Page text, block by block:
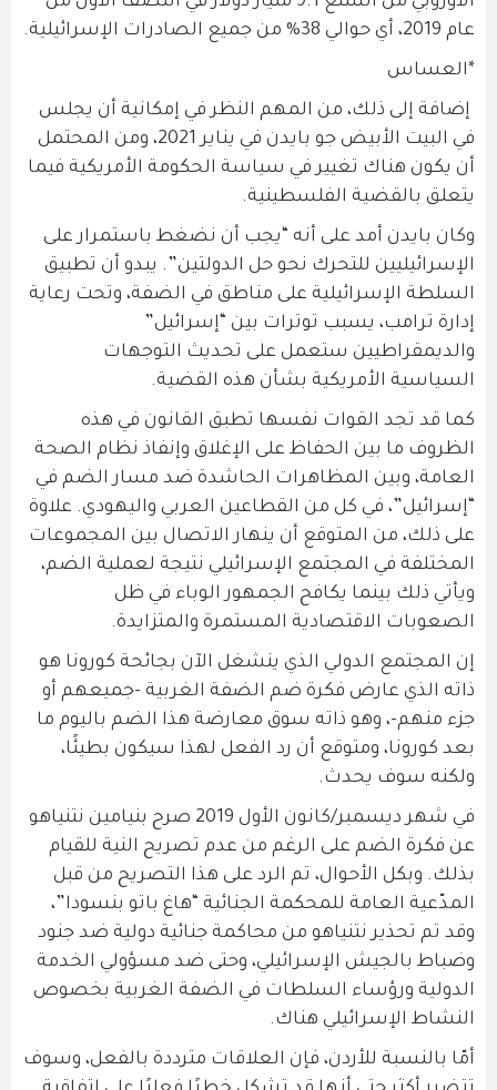
عام 2019، أي حوالي 38% من جميع الصادرات الإسرائيلية.
*العساس
إضافة إلى ذلك، من المهم النظر في إمكانية أن يجلس
في البيت الأبيض جو بايدن في يناير 2021، ومن المحتمل
أن يكون هناك تغيير في سياسة الحكومة الأمريكية فيما
يتعلق بالقضية الفلسطينية.
وكان بايدن أمد على أنه “يجب أن نضغط باستمرار على
الإسرائيليين للتحرك نحو حل الدولتين”. يبدو أن تطبيق
السلطة الإسرائيلية على مناطق في الضفة، وتحت رعاية
إدارة ترامب، يسبب توترات بين “إسرائيل”
والديمقراطيين ستعمل على تحديث التوجهات
السياسية الأمريكية بشأن هذه القضية.
كما قد تجد القوات نفسها تطبق القانون في هذه
الظروف ما بين الحفاظ على الإغلاق وإنفاذ نظام الصحة
العامة، وبين المظاهرات الحاشدة ضد مسار الضم في
“إسرائيل”، في كل من القطاعين العربي واليهودي. علاوة
على ذلك، من المتوقع أن ينهار الاتصال بين المجموعات
المختلفة في المجتمع الإسرائيلي نتيجة لعملية الضم،
ويأتي ذلك بينما يكافح الجمهور الوباء في ظل
الصعوبات الاقتصادية المستمرة والمتزايدة.
إن المجتمع الدولي الذي ينشغل الآن بجائحة كورونا هو
ذاته الذي عارض فكرة ضم الضفة الغربية -جميعهم أو
جزء منهم-، وهو ذاته سوق معارضة هذا الضم باليوم ما
بعد كورونا، ومتوقع أن رد الفعل لهذا سيكون بطيئًا،
ولكنه سوف يحدث.
في شهر ديسمبر/كانون الأول 2019 صرح بنيامين نتنياهو
عن فكرة الضم على الرغم من عدم تصريح النية للقيام
بذلك. وبكل الأحوال، تم الرد على هذا التصريح من قبل
المدّعية العامة للمحكمة الجنائية “هاغ باتو بنسودا”،
وقد تم تحذير نتنياهو من محاكمة جنائية دولية ضد جنود
وضباط بالجيش الإسرائيلي، وحتى ضد مسؤولي الخدمة
الدولية ورؤساء السلطات في الضفة الغربية بخصوص
النشاط الإسرائيلي هناك.
أمّا بالنسبة للأردن، فإن العلاقات مترددة بالفعل، وسوف